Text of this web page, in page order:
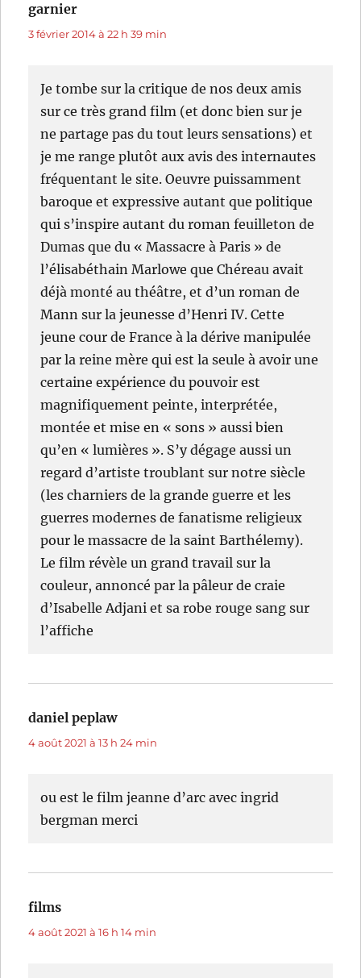
garnier
3 février 2014 à 22 h 39 min
Je tombe sur la critique de nos deux amis
sur ce très grand film (et donc bien sur je
ne partage pas du tout leurs sensations) et
je me range plutôt aux avis des internautes
fréquentant le site. Oeuvre puissamment
baroque et expressive autant que politique
qui s’inspire autant du roman feuilleton de
Dumas que du « Massacre à Paris » de
l’élisabéthain Marlowe que Chéreau avait
déjà monté au théâtre, et d’un roman de
Mann sur la jeunesse d’Henri IV. Cette
jeune cour de France à la dérive manipulée
par la reine mère qui est la seule à avoir une
certaine expérience du pouvoir est
magnifiquement peinte, interprétée,
montée et mise en « sons » aussi bien
qu’en « lumières ». S’y dégage aussi un
regard d’artiste troublant sur notre siècle
(les charniers de la grande guerre et les
guerres modernes de fanatisme religieux
pour le massacre de la saint Barthélemy).
Le film révèle un grand travail sur la
couleur, annoncé par la pâleur de craie
d’Isabelle Adjani et sa robe rouge sang sur
l’affiche
daniel peplawdit :
4 août 2021 à 13 h 24 min
ou est le film jeanne d’arc avec ingrid
bergman merci
films
4 août 2021 à 16 h 14 min